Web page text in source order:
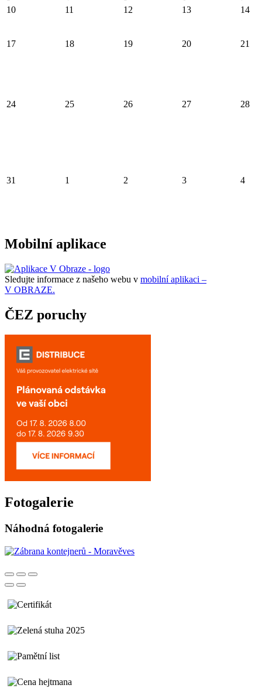
10
11 12 13 14
17 18 19 20 21
24 25 26 27 28
31 1 2 3 4
Mobilní aplikace
Sledujte informace z našeho webu v mobilní aplikaci –
V OBRAZE.
ČEZ poruchy
Fotogalerie
Náhodná fotogalerie